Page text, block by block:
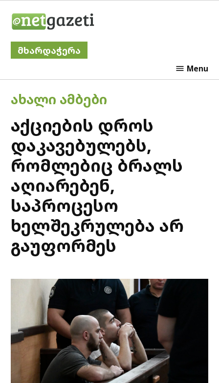
მხარდაჭერა
Menu
POSTED
ᲐᲮᲐᲚᲘ ᲐᲛᲑᲔᲑᲘ
აქციების დროს
დაკავებულებს,
რომლებიც ბრალს
აღიარებენ,
საპროცესო
ხელშეკრულება არ
გაუფორმეს